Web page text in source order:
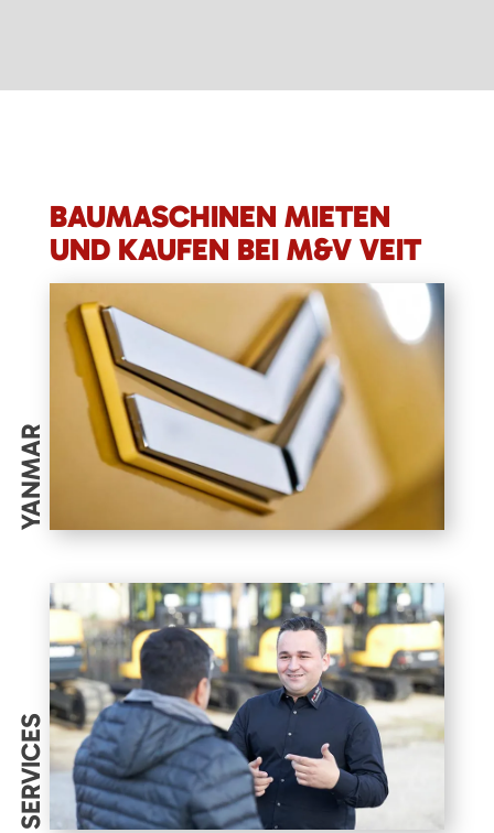
BAUMASCHINEN MIETEN
UND KAUFEN BEI M&V VEIT
YANMAR
SERVICES